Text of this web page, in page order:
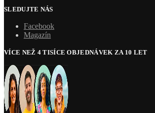
SLEDUJTE NÁS
Facebook
Magazín
VÍCE NEŽ 4 TISÍCE OBJEDNÁVEK ZA 10 LET